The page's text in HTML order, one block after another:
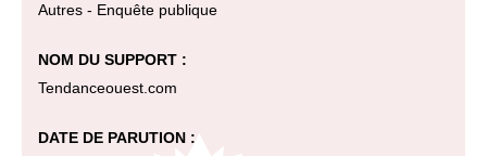
Autres - Enquête publique
NOM DU SUPPORT :
Tendanceouest.com
DATE DE PARUTION :